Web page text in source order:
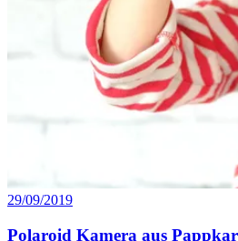
29/09/2019
Polaroid Kamera aus